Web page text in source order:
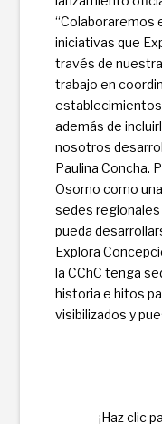
“Colaboraremos
iniciativas que
través de
trabajo en
además de
nosotros
Paulina Concha.
Osorno como
sedes regionales
pueda
Explora
la CChC tenga
historia e hitos
visibilizados y
¡Haz clic